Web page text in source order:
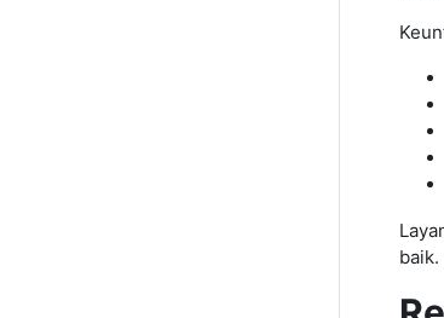
baik.